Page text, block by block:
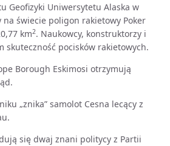
Geofizyki Uniwersytetu Alaska w
na świecie poligon rakietowy Poker
km2. Naukowcy, konstruktorzy i
skuteczność pocisków rakietowych.
Borough Eskimosi otrzymują
„znika” samolot Cesna lecący z
się dwaj znani politycy z Partii